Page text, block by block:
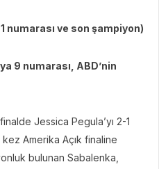
numarası ve son şampiyon)
9 numarası, ABD’nin
Jessica Pegula’yı 2-1
Amerika Açık finaline
bulunan Sabalenka,